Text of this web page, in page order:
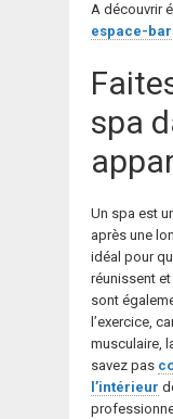
A découvrir
espace-
spa
Un spa est
après une
idéal pour
réunissent
sont
l’exercice,
musculaire,
savez pas
l’intérieur